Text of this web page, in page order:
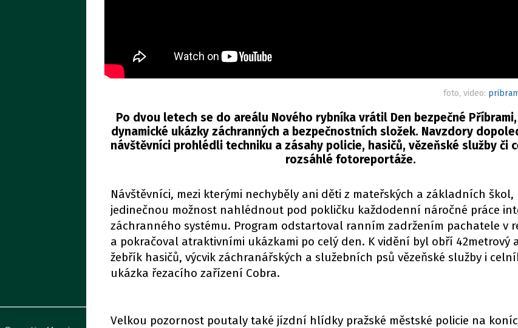
foto, video:
Po dvou letech se do areálu Nového rybníka vrátil Den bezpečné
dynamické ukázky záchranných a bezpečnostních složek. Navzdory
návštěvníci prohlédli techniku a zásahy policie, hasičů, vězeňské služby či
rozsáhlé fotoreportáže.
Návštěvníci, mezi kterými nechyběly ani děti z mateřských a základních škol,
jedinečnou možnost nahlédnout pod pokličku každodenní náročné práce
záchranného systému. Program odstartoval ranním zadržením pachatele v
a pokračoval atraktivními ukázkami po celý den. K vidění byl obří 42metrový
žebřík hasičů, výcvik záchranářských a služebních psů vězeňské služby i
ukázka řezacího zařízení Cobra.
Velkou pozornost poutaly také jízdní hlídky pražské městské policie na